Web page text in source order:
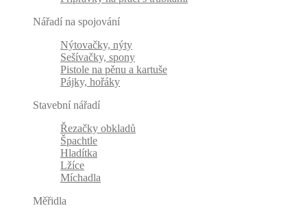
Nářadí na spojování
Nýtovačky, nýty
Sešívačky, spony
Pistole na pěnu a kartuše
Pájky, hořáky
Stavební nářadí
Řezačky obkladů
Špachtle
Hladítka
Lžíce
Míchadla
Měřidla